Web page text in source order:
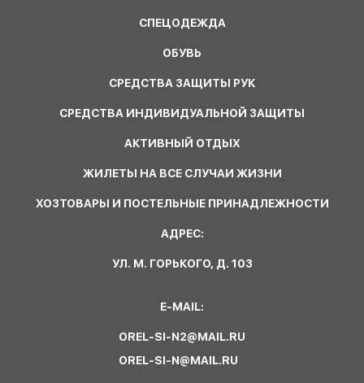
СПЕЦОДЕЖДА
ОБУВЬ
СРЕДСТВА ЗАЩИТЫ РУК
СРЕДСТВА ИНДИВИДУАЛЬНОЙ ЗАЩИТЫ
АКТИВНЫЙ ОТДЫХ
ЖИЛЕТЫ НА ВСЕ СЛУЧАИ ЖИЗНИ
ХОЗТОВАРЫ И ПОСТЕЛЬНЫЕ ПРИНАДЛЕЖНОСТИ
АДРЕС:
УЛ. М. ГОРЬКОГО, Д. 103
E-MAIL:
OREL-SI-N2@MAIL.RU
OREL-SI-N@MAIL.RU